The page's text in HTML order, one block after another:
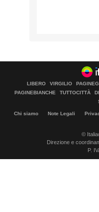
LIBERO VIRGILIO
PAGINEBIANCHE
TUTTOCITTÀ
Chi siamo Note Legali
©
Direzione e
P.